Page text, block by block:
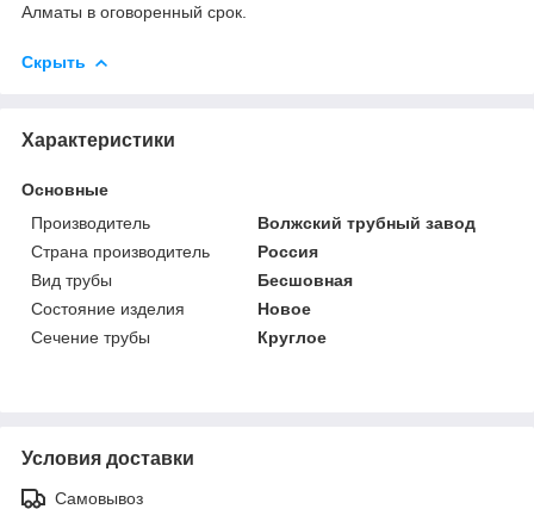
Алматы в оговоренный срок.
Скрыть
Характеристики
Основные
Производитель
Волжский трубный завод
Страна производитель
Россия
Вид трубы
Бесшовная
Состояние изделия
Новое
Сечение трубы
Круглое
Условия доставки
Самовывоз